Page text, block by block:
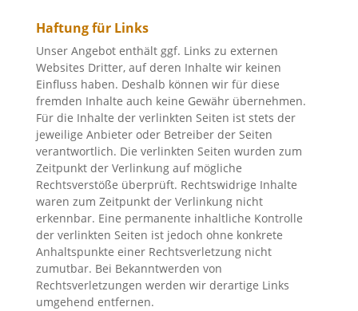
Haftung für Links
Unser Angebot enthält ggf. Links zu externen
Websites Dritter, auf deren Inhalte wir keinen
Einfluss haben. Deshalb können wir für diese
fremden Inhalte auch keine Gewähr übernehmen.
Für die Inhalte der verlinkten Seiten ist stets der
jeweilige Anbieter oder Betreiber der Seiten
verantwortlich. Die verlinkten Seiten wurden zum
Zeitpunkt der Verlinkung auf mögliche
Rechtsverstöße überprüft. Rechtswidrige Inhalte
waren zum Zeitpunkt der Verlinkung nicht
erkennbar. Eine permanente inhaltliche Kontrolle
der verlinkten Seiten ist jedoch ohne konkrete
Anhaltspunkte einer Rechtsverletzung nicht
zumutbar. Bei Bekanntwerden von
Rechtsverletzungen werden wir derartige Links
umgehend entfernen.